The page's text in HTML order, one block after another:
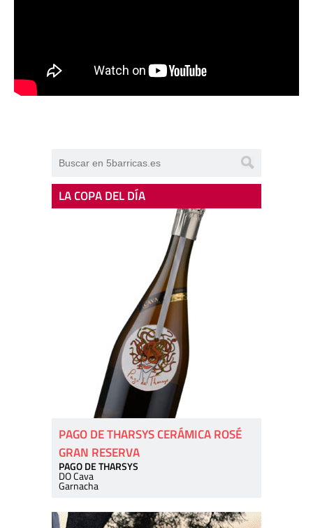
LA COPA DEL DÍA
PAGO DE THARSYS CERÁMICA ROSÉ
GRAN RESERVA
PAGO DE THARSYS
DO Cava
Garnacha